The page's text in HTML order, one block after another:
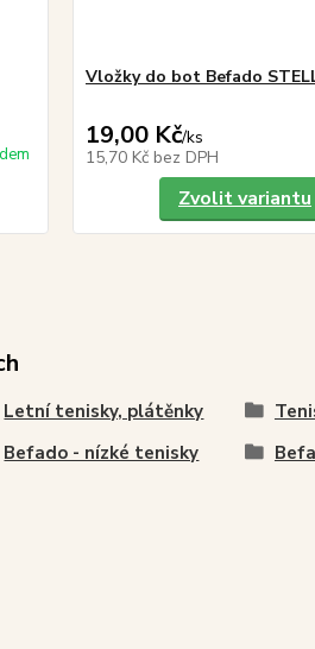
Vložky do bot Befado
19,00 Kč/ks
15,70 Kč bez DPH
Zvolit variantu
Letní tenisky, plátěnky
Befado - nízké tenisky